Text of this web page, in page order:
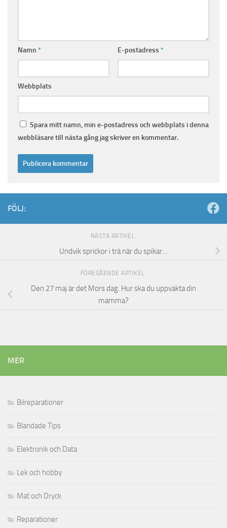
Namn * E-postadress *
Webbplats
Spara mitt namn, min e-postadress och webbplats i denna
webbläsare till nästa gång jag skriver en kommentar.
FÖLJ:
NÄSTA ARTIKEL
Undvik sprickor i trä när du spikar…
FÖREGÅENDE ARTIKEL
Den 27 maj är det Mors dag. Hur ska du uppvakta din
mamma?
MER
Bilreparationer
Blandade Tips
Elektronik och Data
Lek och hobby
Mat och Dryck
Reparationer